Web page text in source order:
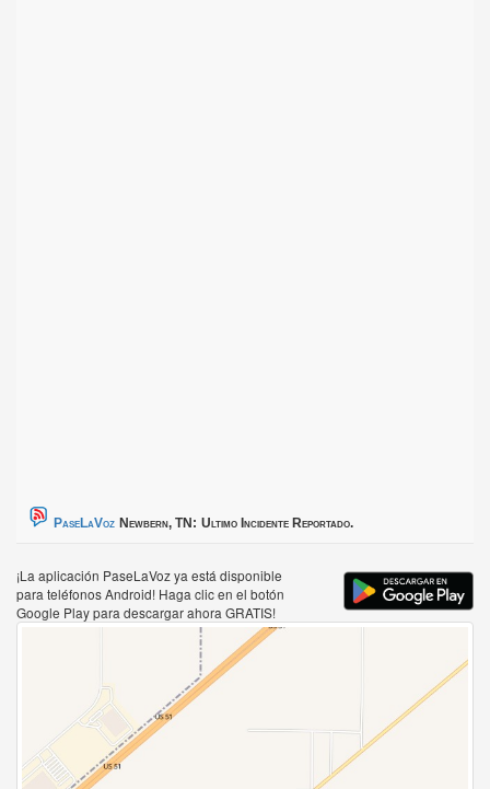
PaseLaVoz Newbern, TN: Ultimo Incidente Reportado.
¡La aplicación PaseLaVoz ya está disponible
para teléfonos Android! Haga clic en el botón
Google Play para descargar ahora GRATIS!